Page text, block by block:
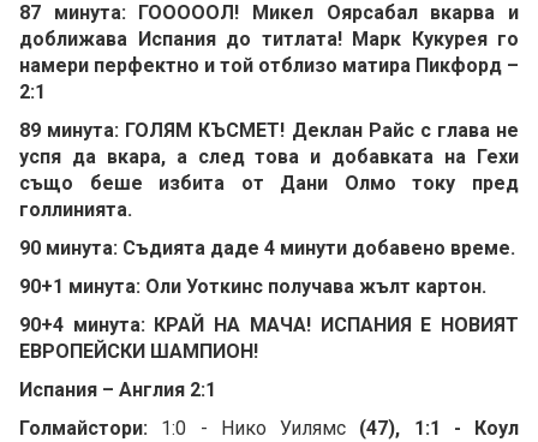
87 минута: ГОООООЛ! Микел Оярсабал вкарва и
доближава Испания до титлата! Марк Кукурея го
намери перфектно и той отблизо матира Пикфорд –
2:1
89 минута: ГОЛЯМ КЪСМЕТ! Деклан Райс с глава не
успя да вкара, а след това и добавката на Гехи
също беше избита от Дани Олмо току пред
голлинията.
90 минута: Съдията даде 4 минути добавено време.
90+1 минута: Оли Уоткинс получава жълт картон.
90+4 минута: КРАЙ НА МАЧА! ИСПАНИЯ Е НОВИЯТ
ЕВРОПЕЙСКИ ШАМПИОН!
Испания – Англия 2:1
Голмайстори: 1:0 - Нико Уилямс (47), 1:1 - Коул